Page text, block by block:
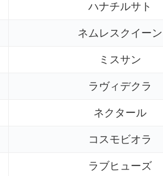
ハナチルサト
ネムレスクイーン
ミスサン
ラヴィデクラ
ネクタール
コスモビオラ
ラブヒューズ